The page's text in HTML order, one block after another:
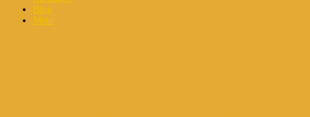
Blog
Mehr